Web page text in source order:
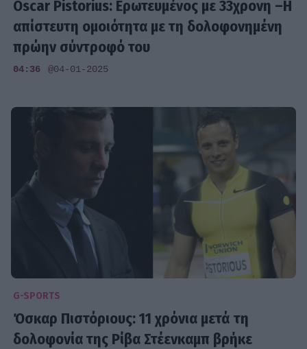
Oscar Pistorius: Ερωτευμένος με 33χρονη –Η
απίστευτη ομοιότητα με τη δολοφονημένη
πρώην σύντροφό του
04:36 @04-01-2025
G-SPORTS
Όσκαρ Πιστόριους: 11 χρόνια μετά τη
δολοφονία της Ρίβα Στέενκαμπ βρήκε